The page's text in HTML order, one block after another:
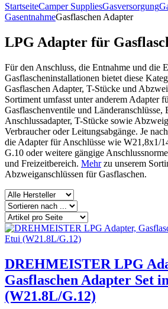
StartseiteCamper SuppliesGasversorgung
GasentnahmeGasflaschen Adapter
LPG Adapter für
Für den Anschluss, die Entnahme und die
Gasflascheninstallationen bietet diese
Gasflaschen Adapter, T-Stücke und
Sortiment umfasst unter anderem Adapter
Gasflaschenventile und Länderanschlüsse,
Anschlussadapter, T-Stücke sowie
Verbraucher oder Leitungsabgänge. Je
die Adapter für Anschlüsse wie W21,8x1/
G.10 oder weitere gängige
und Freizeitbereich. Mehrzu unserem
Abzweiganschlüssen für Gasflaschen.
DREHMEISTER LPG
Gasflaschen Adapter Set
(W21.8L/G.12)